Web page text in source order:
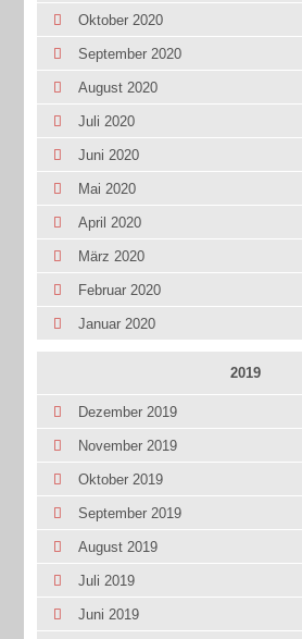
Oktober 2020
September 2020
August 2020
Juli 2020
Juni 2020
Mai 2020
April 2020
März 2020
Februar 2020
Januar 2020
2019
Dezember 2019
November 2019
Oktober 2019
September 2019
August 2019
Juli 2019
Juni 2019